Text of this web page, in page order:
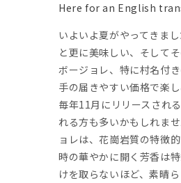
Here for an English
いよいよ夏がやってきま
と更に美味しい、そして
ボージョレ、特に村名付
手の届きやすい価格で楽
毎年11月にリリースされ
れる方も多いかもしれま
ョレは、花崗岩質の特徴
時の華やかに開く芳香は
けを取らないほど、素晴